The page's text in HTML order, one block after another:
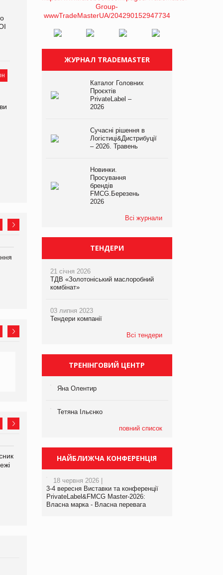
на складі після російської
Олексій Логачов-Михайлов
виробництва
Яна Сараніна, директор
компанії «УкраМарин»
ЖУРНАЛ TRADEMASTER
Каталог Головних
Проєктів
PrivateLabel –
2026
Сучасні рішення в
Логістиці&Дистрибуції
– 2026. Травень
Новинки.
Просування
брендів
FMCG.Березень
2026
Всі журнали
ТЕНДЕРИ
21 січня 2026
ТДВ «Золотоніський маслоробний
комбінат»
03 липня 2023
Тендери компанії
Всі тендери
ТРЕНІНГОВИЙ ЦЕНТР
Яна Олентир
Тетяна Ільєнко
повний список
НАЙБЛИЖЧА КОНФЕРЕНЦІЯ
18 червня 2026 |
3-4 вересня Виставки та конференції
PrivateLabel&FMCG Master-2026:
Власна марка - Власна перевага